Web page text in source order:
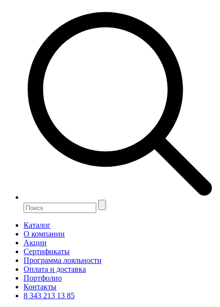
Каталог
О компании
Акции
Сертификаты
Программа лояльности
Оплата и доставка
Портфолио
Контакты
8 343 213 13 85